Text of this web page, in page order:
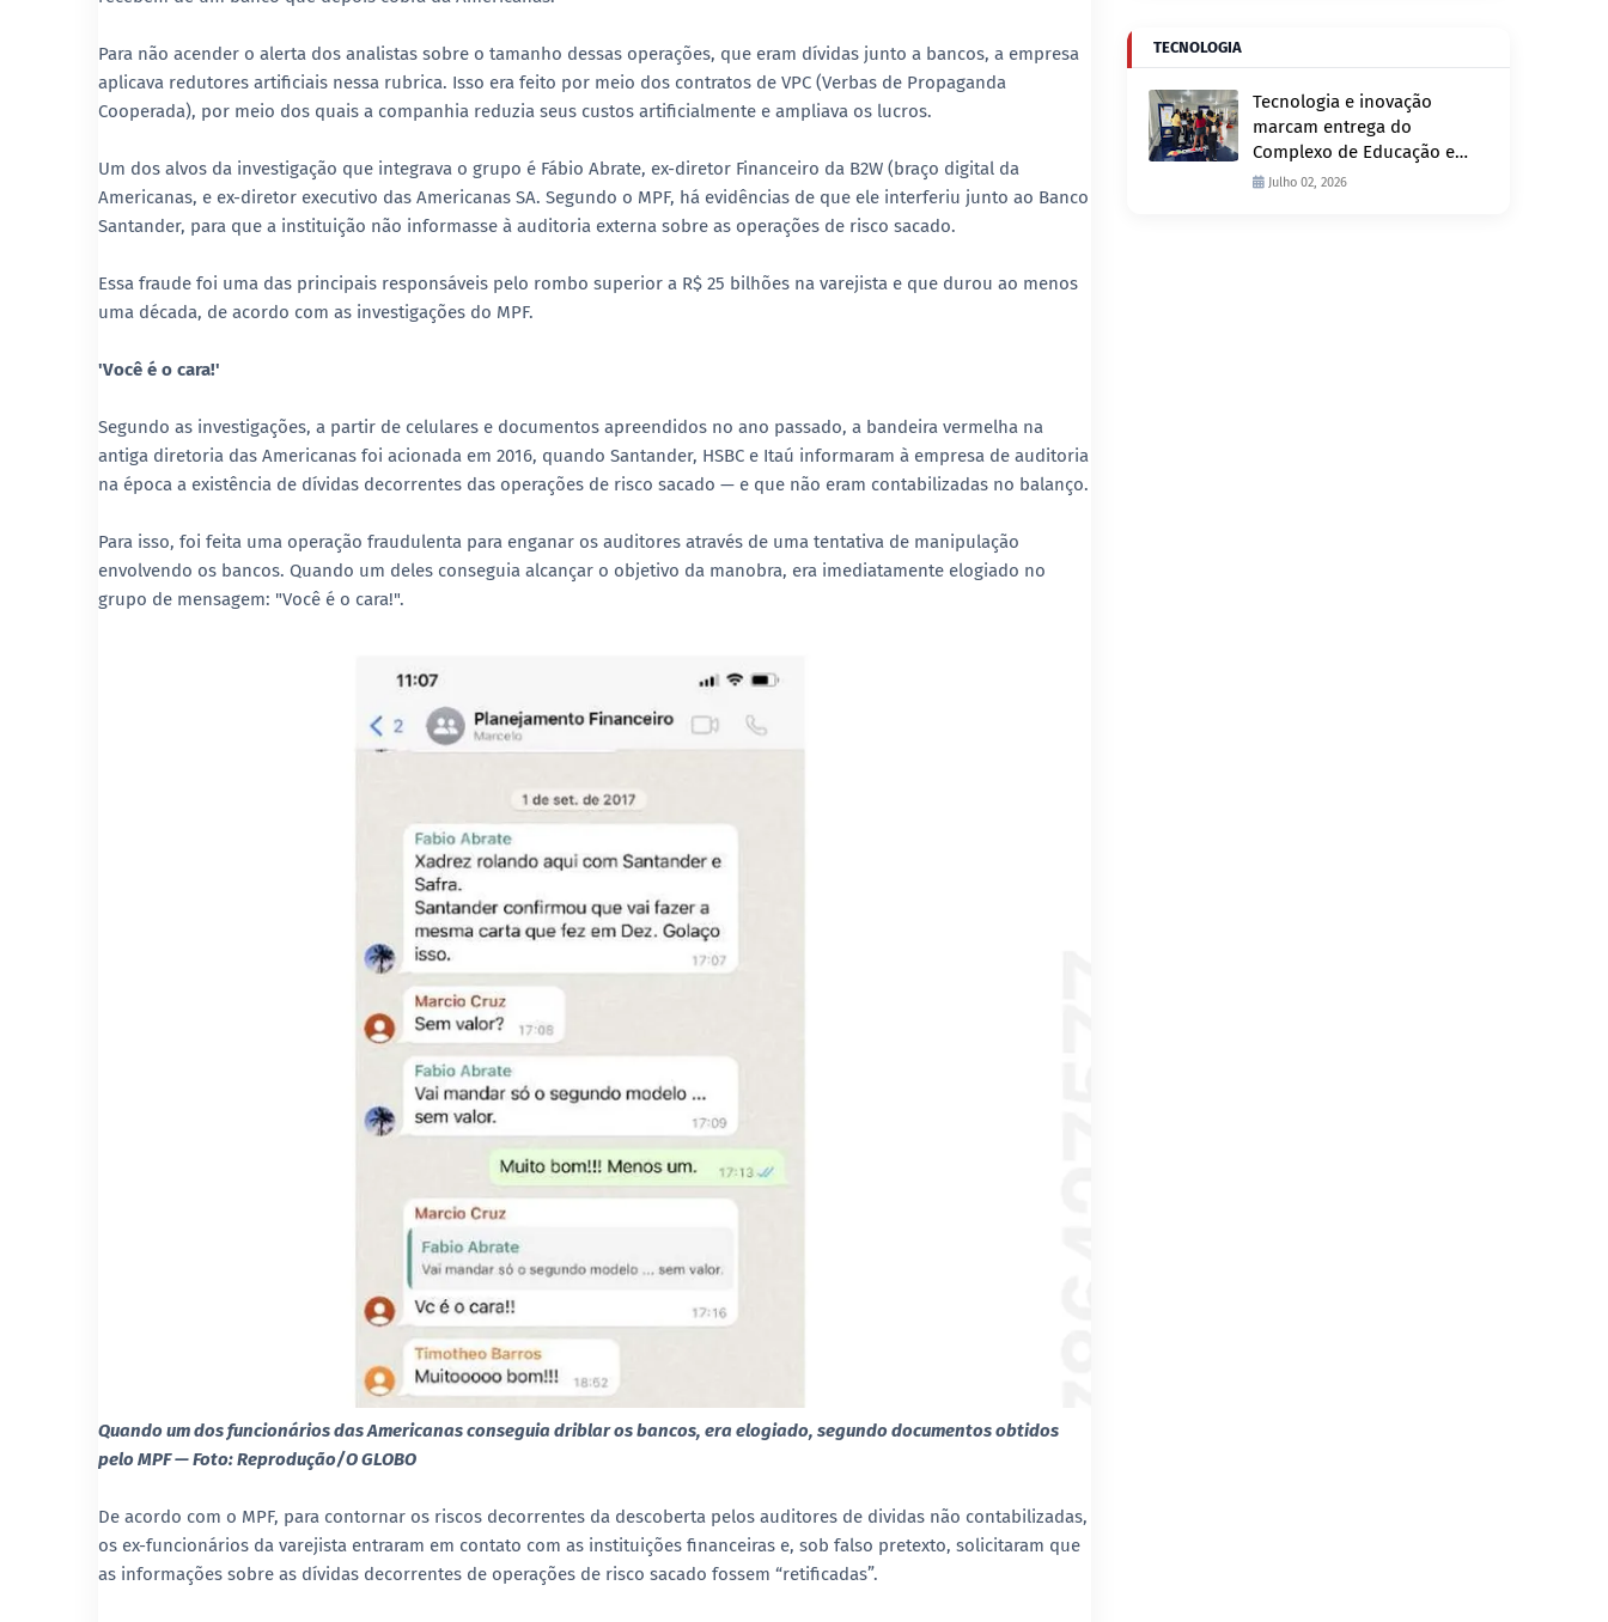
Para não acender o alerta dos analistas sobre o tamanho dessas operações, que eram dívidas junto a bancos, a empresa
aplicava redutores artificiais nessa rubrica. Isso era feito por meio dos contratos de VPC (Verbas de Propaganda
Cooperada), por meio dos quais a companhia reduzia seus custos artificialmente e ampliava os lucros.
Um dos alvos da investigação que integrava o grupo é Fábio Abrate, ex-diretor Financeiro da B2W (braço digital da
Americanas, e ex-diretor executivo das Americanas SA. Segundo o MPF, há evidências de que ele interferiu junto ao Banco
Santander, para que a instituição não informasse à auditoria externa sobre as operações de risco sacado.
Essa fraude foi uma das principais responsáveis pelo rombo superior a R$ 25 bilhões na varejista e que durou ao menos
uma década, de acordo com as investigações do MPF.
'Você é o cara!'
Segundo as investigações, a partir de celulares e documentos apreendidos no ano passado, a bandeira vermelha na
antiga diretoria das Americanas foi acionada em 2016, quando Santander, HSBC e Itaú informaram à empresa de auditoria
na época a existência de dívidas decorrentes das operações de risco sacado — e que não eram contabilizadas no balanço.
Para isso, foi feita uma operação fraudulenta para enganar os auditores através de uma tentativa de manipulação
envolvendo os bancos. Quando um deles conseguia alcançar o objetivo da manobra, era imediatamente elogiado no
grupo de mensagem: "Você é o cara!".
Quando um dos funcionários das Americanas conseguia driblar os bancos, era elogiado, segundo documentos obtidos
pelo MPF — Foto: Reprodução/O GLOBO
De acordo com o MPF, para contornar os riscos decorrentes da descoberta pelos auditores de dividas não contabilizadas,
os ex-funcionários da varejista entraram em contato com as instituições financeiras e, sob falso pretexto, solicitaram que
as informações sobre as dívidas decorrentes de operações de risco sacado fossem “retificadas”.
TECNOLOGIA
Tecnologia e inovação
marcam entrega do
Complexo de Educação e
Fiscalização de Trânsito
Julho 02, 2026